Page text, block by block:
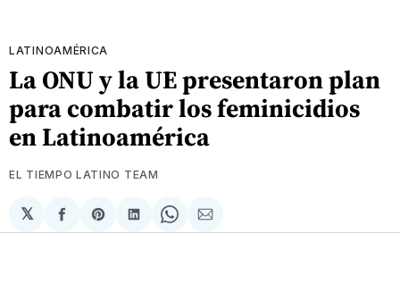
LATINOAMÉRICA
La ONU y la UE presentaron plan
para combatir los feminicidios
en Latinoamérica
EL TIEMPO LATINO TEAM
𝕏
Compartir
en
Share
on
Compartir
en
Share
on
Compartir
via